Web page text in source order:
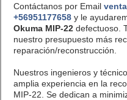
Contáctanos por Email
+56951177658y le
Okuma MIP-22defectuoso.
nuestro presupuesto más
reparación/reconstrucción.
Nuestros ingenieros y
amplia experiencia en la
MIP-22. Se dedican a